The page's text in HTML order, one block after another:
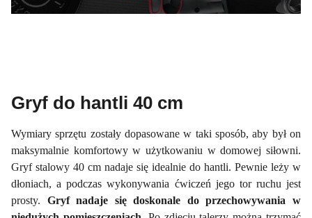
Gryf do hantli 40 cm
Wymiary sprzętu zostały dopasowane w taki sposób, aby był on
maksymalnie komfortowy w użytkowaniu w domowej siłowni.
Gryf stalowy 40 cm nadaje się idealnie do hantli. Pewnie leży w
dłoniach, a podczas wykonywania ćwiczeń jego tor ruchu jest
prosty. Gryf nadaje się doskonale do przechowywania w